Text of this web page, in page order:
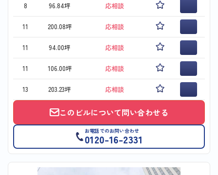
8
96.84坪 応相談
11 200.08坪 応相談
11 94.00坪 応相談
11 106.00坪 応相談
13 203.23坪 応相談
このビルについて問い合わせる
お電話でのお問い合わせ
0120-16-2331